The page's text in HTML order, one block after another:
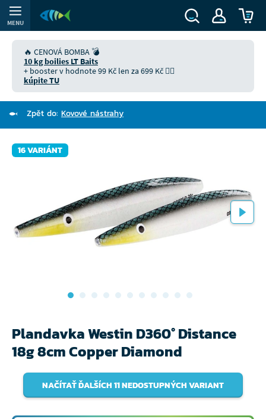
MENU
🔥 CENOVÁ BOMBA 💣
10 kg boilies LT Baits
+ booster v hodnote 99 Kč len za 699 Kč 👉🏻
kúpite TU
Zpět do: Kovové nástrahy
16 VARIÁNT
Plandavka Westin D360° Distance
18g 8cm Copper Diamond
NAČÍTAŤ ĎALŠÍCH 11 NEDOSTUPNÝCH VARIANT